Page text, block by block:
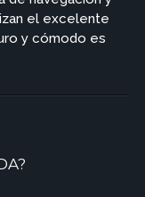
el excelente
y cómodo es